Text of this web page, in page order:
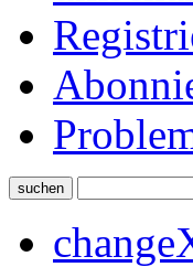
suchen